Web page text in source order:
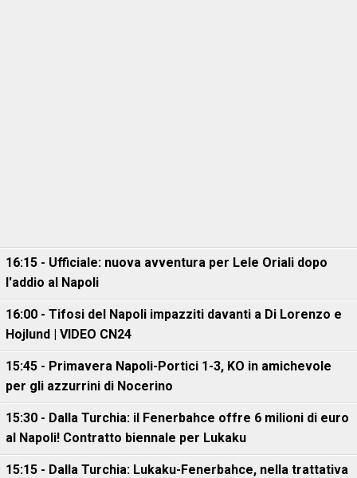
16:15 - Ufficiale: nuova avventura per Lele Oriali dopo
l'addio al Napoli
16:00 - Tifosi del Napoli impazziti davanti a Di Lorenzo e
Hojlund | VIDEO CN24
15:45 - Primavera Napoli-Portici 1-3, KO in amichevole
per gli azzurrini di Nocerino
15:30 - Dalla Turchia: il Fenerbahce offre 6 milioni di euro
al Napoli! Contratto biennale per Lukaku
15:15 - Dalla Turchia: Lukaku-Fenerbahce, nella trattativa